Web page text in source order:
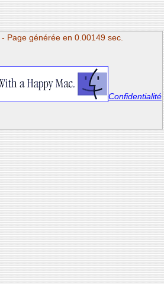
- Page générée en 0.00149 sec.
Confidentialité